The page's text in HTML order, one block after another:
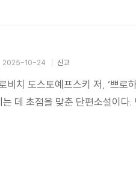
2025-10-24 신고
비치 도스토예프스키 저, ‘쁘
데 초점을 맞춘 단편소설이